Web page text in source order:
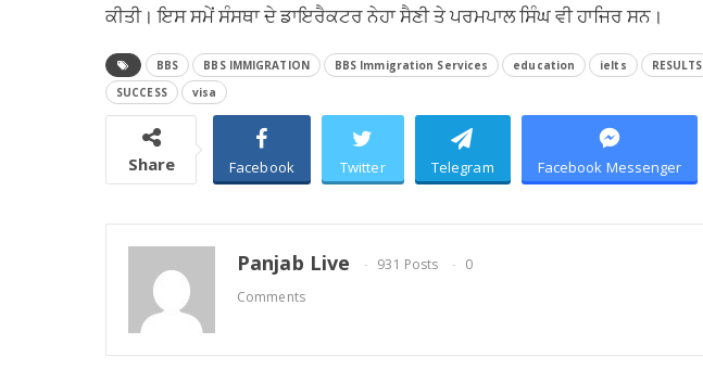
ਕੀਤੀ। ਇਸ ਸਮੇਂ ਸੰਸਥਾ ਦੇ ਡਾਇਰੈਕਟਰ ਨੇਹਾ ਸੈਣੀ ਤੇ ਪਰਮਪਾਲ ਸਿੰਘ ਵੀ ਹਾਜਿਰ ਸਨ।
BBS BBS IMMIGRATION BBS Immigration Services education ielts RESULTS
SUCCESS
visa
Share Facebook Twitter Telegram Facebook Messenger
Panjab Live 931 Posts
0
Comments